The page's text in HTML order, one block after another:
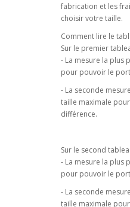
fabrication et les
choisir votre taille.
Comment lire le
Sur le premier
- La mesure la plus
pour pouvoir le
- La seconde
taille maximale
différence.
Sur le second
- La mesure la plus
pour pouvoir le
- La seconde
taille maximale